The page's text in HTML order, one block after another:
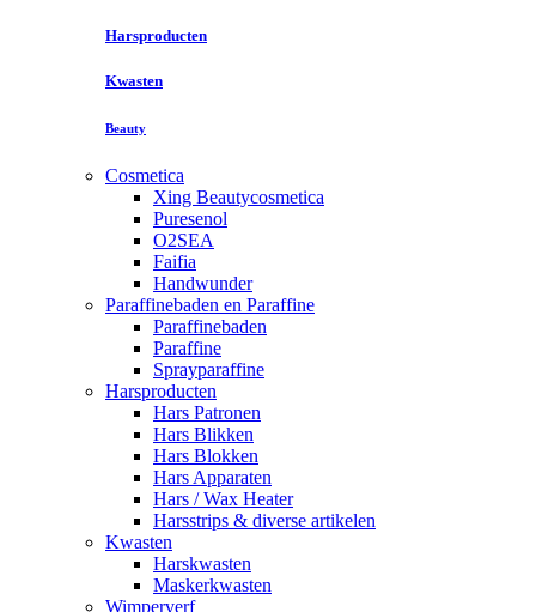
Harsproducten
Kwasten
Beauty
Cosmetica
Xing Beautycosmetica
Puresenol
O2SEA
Faifia
Handwunder
Paraffinebaden en Paraffine
Paraffinebaden
Paraffine
Sprayparaffine
Harsproducten
Hars Patronen
Hars Blikken
Hars Blokken
Hars Apparaten
Hars / Wax Heater
Harsstrips & diverse artikelen
Kwasten
Harskwasten
Maskerkwasten
Wimperverf